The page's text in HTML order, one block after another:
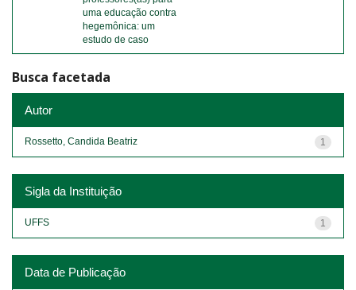
uma educação contra
hegemônica: um
estudo de caso
Busca facetada
Autor
1
Rossetto, Candida Beatriz
Sigla da Instituição
1
UFFS
Data de Publicação